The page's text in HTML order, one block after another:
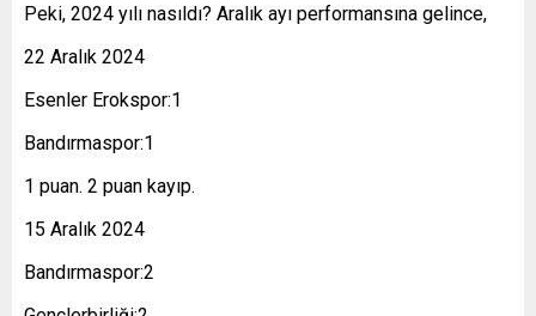
Peki, 2024 yılı nasıldı? Aralık ayı performansına gelince,
22 Aralık 2024
Esenler Erokspor:1
Bandırmaspor:1
1 puan. 2 puan kayıp.
15 Aralık 2024
Bandırmaspor:2